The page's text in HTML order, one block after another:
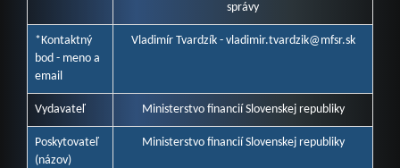
správy
*Kontaktný
bod - meno a
email
Vladimír Tvardzík - vladimir.tvardzik@mfsr.sk
Vydavateľ Ministerstvo financií Slovenskej republiky
Poskytovateľ
(názov)
Ministerstvo financií Slovenskej republiky